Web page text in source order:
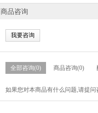
商品咨询
我要咨询
全部咨询(0) 商品咨询(0)
如果您对本商品有什么问题,请提问